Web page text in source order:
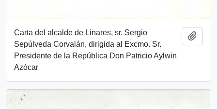
Carta del alcalde de Linares, sr. Sergio
Sepúlveda Corvalán, dirigida al Excmo. Sr.
Presidente de la República Don Patricio Aylwin
Azócar